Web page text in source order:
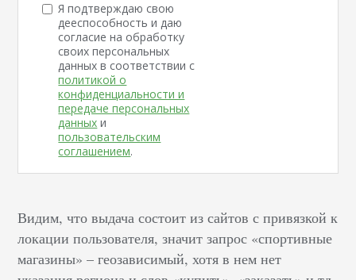
Я подтверждаю свою
дееспособность и даю
согласие на обработку
своих персональных
данных в соответствии с
политикой о
конфиденциальности и
передаче персональных
данных и
пользовательским
соглашением.
Видим, что выдача состоит из сайтов с привязкой к
локации пользователя, значит запрос «спортивные
магазины» – геозависимый, хотя в нем нет